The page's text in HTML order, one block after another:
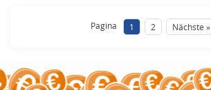
Pagina 1 2 Nächste »